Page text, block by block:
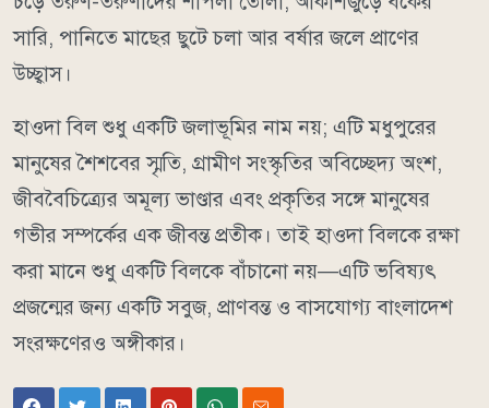
সারি, পানিতে মাছের ছুটে চলা আর বর্ষার জলে প্রাণের
উচ্ছ্বাস।
হাওদা বিল শুধু একটি জলাভূমির নাম নয়; এটি মধুপুরের
মানুষের শৈশবের স্মৃতি, গ্রামীণ সংস্কৃতির অবিচ্ছেদ্য অংশ,
জীববৈচিত্র্যের অমূল্য ভাণ্ডার এবং প্রকৃতির সঙ্গে মানুষের
গভীর সম্পর্কের এক জীবন্ত প্রতীক। তাই হাওদা বিলকে রক্ষা
করা মানে শুধু একটি বিলকে বাঁচানো নয়—এটি ভবিষ্যৎ
প্রজন্মের জন্য একটি সবুজ, প্রাণবন্ত ও বাসযোগ্য বাংলাদেশ
সংরক্ষণেরও অঙ্গীকার।